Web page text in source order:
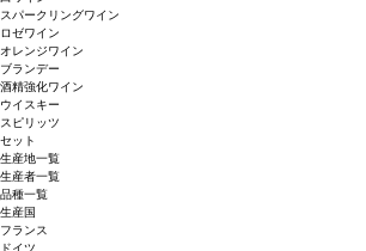
スパークリングワイン
ロゼワイン
オレンジワイン
ブランデー
酒精強化ワイン
ウイスキー
スピリッツ
セット
生産地一覧
生産者一覧
品種一覧
生産国
フランス
ドイツ